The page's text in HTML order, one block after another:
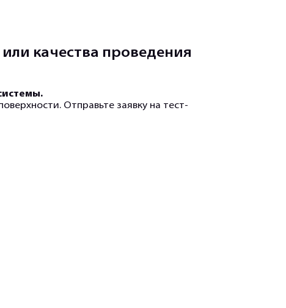
качества проведения
Отправьте заявку на тест-